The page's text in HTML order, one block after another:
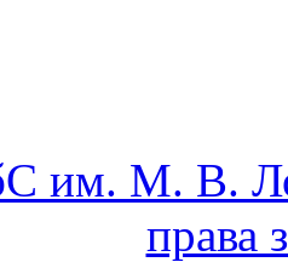
им. М. В.
права